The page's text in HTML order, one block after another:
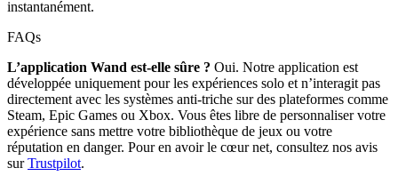
instantanément.
FAQs
L’application Wand est-elle sûre ? Oui. Notre application est
développée uniquement pour les expériences solo et n’interagit pas
directement avec les systèmes anti-triche sur des plateformes comme
Steam, Epic Games ou Xbox. Vous êtes libre de personnaliser votre
expérience sans mettre votre bibliothèque de jeux ou votre
réputation en danger. Pour en avoir le cœur net, consultez nos avis
surTrustpilot.